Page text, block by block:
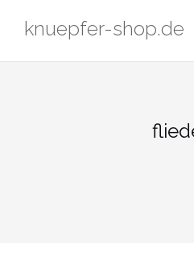
Inhaltknuepfer-shop.de